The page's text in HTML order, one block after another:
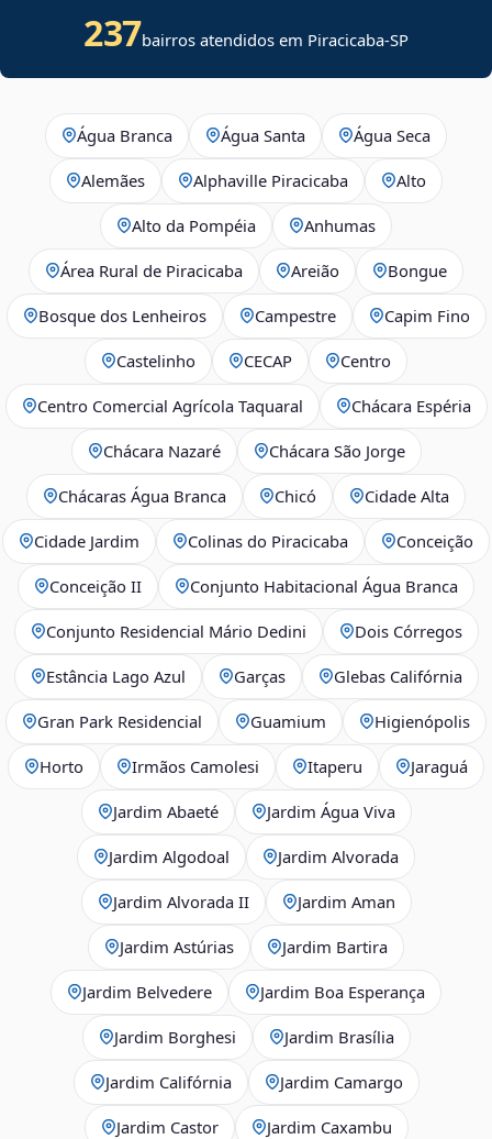
237bairros atendidos em Piracicaba-SP
Água Branca Água Santa Água Seca
Alemães Alphaville Piracicaba Alto
Alto da Pompéia Anhumas
Área Rural de Piracicaba Areião Bongue
Bosque dos Lenheiros Campestre Capim Fino
Castelinho CECAP Centro
Centro Comercial Agrícola Taquaral Chácara Espéria
Chácara Nazaré Chácara São Jorge
Chácaras Água Branca Chicó Cidade Alta
Cidade Jardim Colinas do Piracicaba Conceição
Conceição II Conjunto Habitacional Água Branca
Conjunto Residencial Mário Dedini Dois Córregos
Estância Lago Azul Garças Glebas Califórnia
Gran Park Residencial Guamium Higienópolis
Horto Irmãos Camolesi Itaperu Jaraguá
Jardim Abaeté Jardim Água Viva
Jardim Algodoal Jardim Alvorada
Jardim Alvorada II Jardim Aman
Jardim Astúrias Jardim Bartira
Jardim Belvedere Jardim Boa Esperança
Jardim Borghesi Jardim Brasília
Jardim Califórnia Jardim Camargo
Jardim Castor Jardim Caxambu